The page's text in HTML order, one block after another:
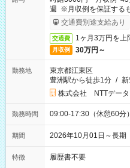
週 ※月収例を保証する
ービス利用可（利用条件
交通費別途支給あり
交通費 1ヶ月3万円を上
月収例 30万円～
勤務地
東京都江東区
豊洲駅から徒歩1分 /
株式会社 NTTデータ
勤務時間 09:00-17:30（休憩60分
期間 2026年10月01日～長
特徴 履歴書不要